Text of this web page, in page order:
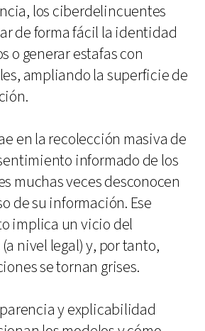
los ciberdelincuentes
de forma fácil la identidad
o generar estafas con
ampliando la superficie de
en la recolección masiva de
informado de los
muchas veces desconocen
de su información. Ese
implica un vicio del
nivel legal) y, por tanto,
se tornan grises.
y explicabilidad